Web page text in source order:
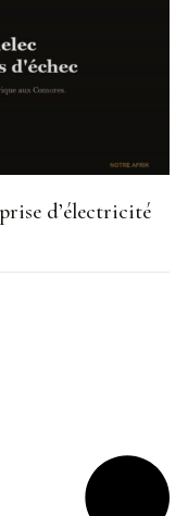
d’électricité